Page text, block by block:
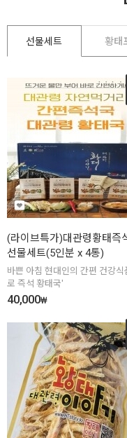
선물세트 황태
(라이브특가)대관령황태즉
선물세트(5인분 x 4통)
바쁜 아침 현대인의 간편 건강식
로 즉석 황태국'
40,000₩